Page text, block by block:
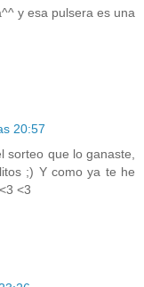
y esa pulsera es una
20:57
sorteo que lo ganaste,
;) Y como ya te he
<3